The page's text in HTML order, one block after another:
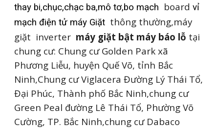
thay bi,chục,chạc ba,mô tơ,bo mạch board vỉ
mạch điện tử máy Giặt thông thường,máy
giặt inverter máy giặt bật máy báo lỗ tại
chung cư: Chung cư Golden Park xã
Phương Liễu, huyện Quế Võ, tỉnh Bắc
Ninh,Chung cư Viglacera Đường Lý Thái Tổ,
Đại Phúc, Thành phố Bắc Ninh,chung cư
Green Peal đường Lê Thái Tổ, Phường Võ
Cường, TP. Bắc Ninh,chung cư Dabaco